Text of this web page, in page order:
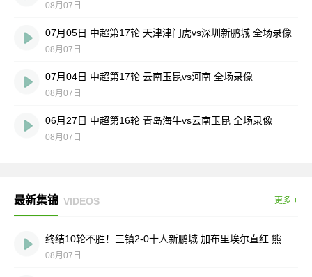
08月07日
07月05日 中超第17轮 天津津门虎vs深圳新鹏城 全场录像
08月07日
07月04日 中超第17轮 云南玉昆vs河南 全场录像
08月07日
06月27日 中超第16轮 青岛海牛vs云南玉昆 全场录像
08月07日
最新集锦 VIDEOS 更多 +
08月07日